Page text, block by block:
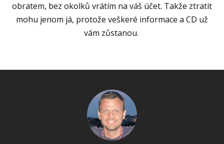
obratem, bez okolků vrátím na váš účet. Takže ztratit
mohu jenom já, protože veškeré informace a CD už
vám zůstanou.